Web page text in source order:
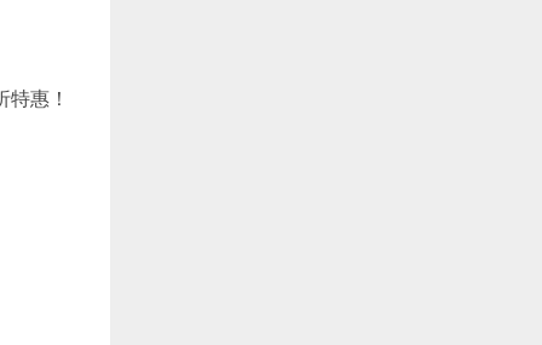
惠！